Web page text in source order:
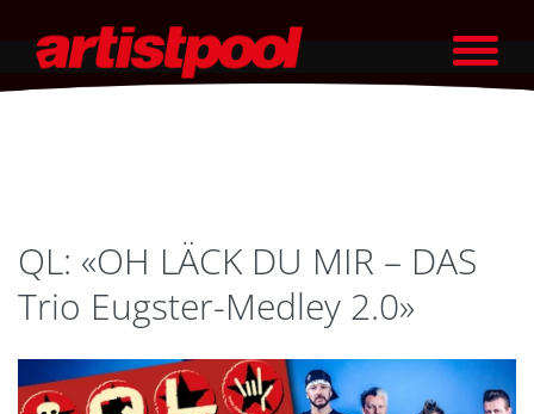
QL: «OH LÄCK DU MIR – DAS
Trio Eugster-Medley 2.0»